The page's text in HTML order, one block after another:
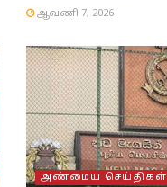
ஆவணி 7, 2026
அண்மைய செய்திகள்